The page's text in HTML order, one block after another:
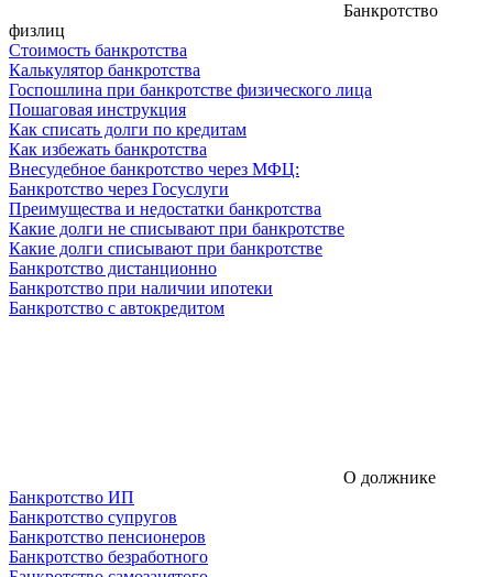
Банкротство
физлиц
Стоимость банкротства
Калькулятор банкротства
Госпошлина при банкротстве физического лица
Пошаговая инструкция
Как списать долги по кредитам
Как избежать банкротства
Внесудебное банкротство через МФЦ:
Банкротство через Госуслуги
Преимущества и недостатки банкротства
Какие долги не списывают при банкротстве
Какие долги списывают при банкротстве
Банкротство дистанционно
Банкротство при наличии ипотеки
Банкротство с автокредитом
О должнике
Банкротство ИП
Банкротство супругов
Банкротство пенсионеров
Банкротство безработного